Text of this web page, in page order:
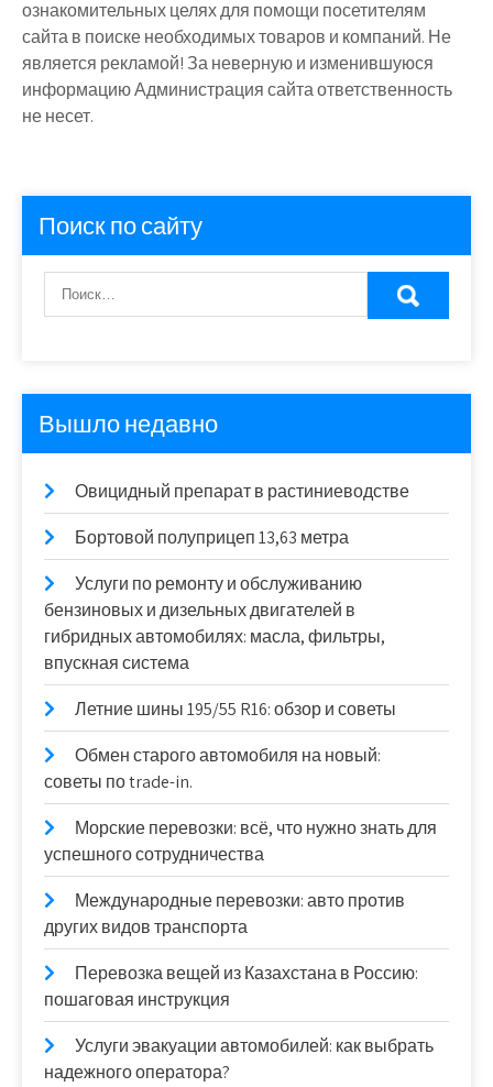
ознакомительных целях для помощи посетителям
сайта в поиске необходимых товаров и компаний. Не
является рекламой! За неверную и изменившуюся
информацию Администрация сайта ответственность
не несет.
Поиск по сайту
Вышло недавно
Овицидный препарат в растиниеводстве
Бортовой полуприцеп 13,63 метра
Услуги по ремонту и обслуживанию
бензиновых и дизельных двигателей в
гибридных автомобилях: масла, фильтры,
впускная система
Летние шины 195/55 R16: обзор и советы
Обмен старого автомобиля на новый:
советы по trade-in.
Морские перевозки: всё, что нужно знать для
успешного сотрудничества
Международные перевозки: авто против
других видов транспорта
Перевозка вещей из Казахстана в Россию:
пошаговая инструкция
Услуги эвакуации автомобилей: как выбрать
надежного оператора?